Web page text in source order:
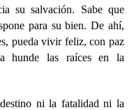
su salvación. Sabe que
para su bien. De ahí,
pueda vivir feliz, con paz
hunde las raíces en la
ni la fatalidad ni la